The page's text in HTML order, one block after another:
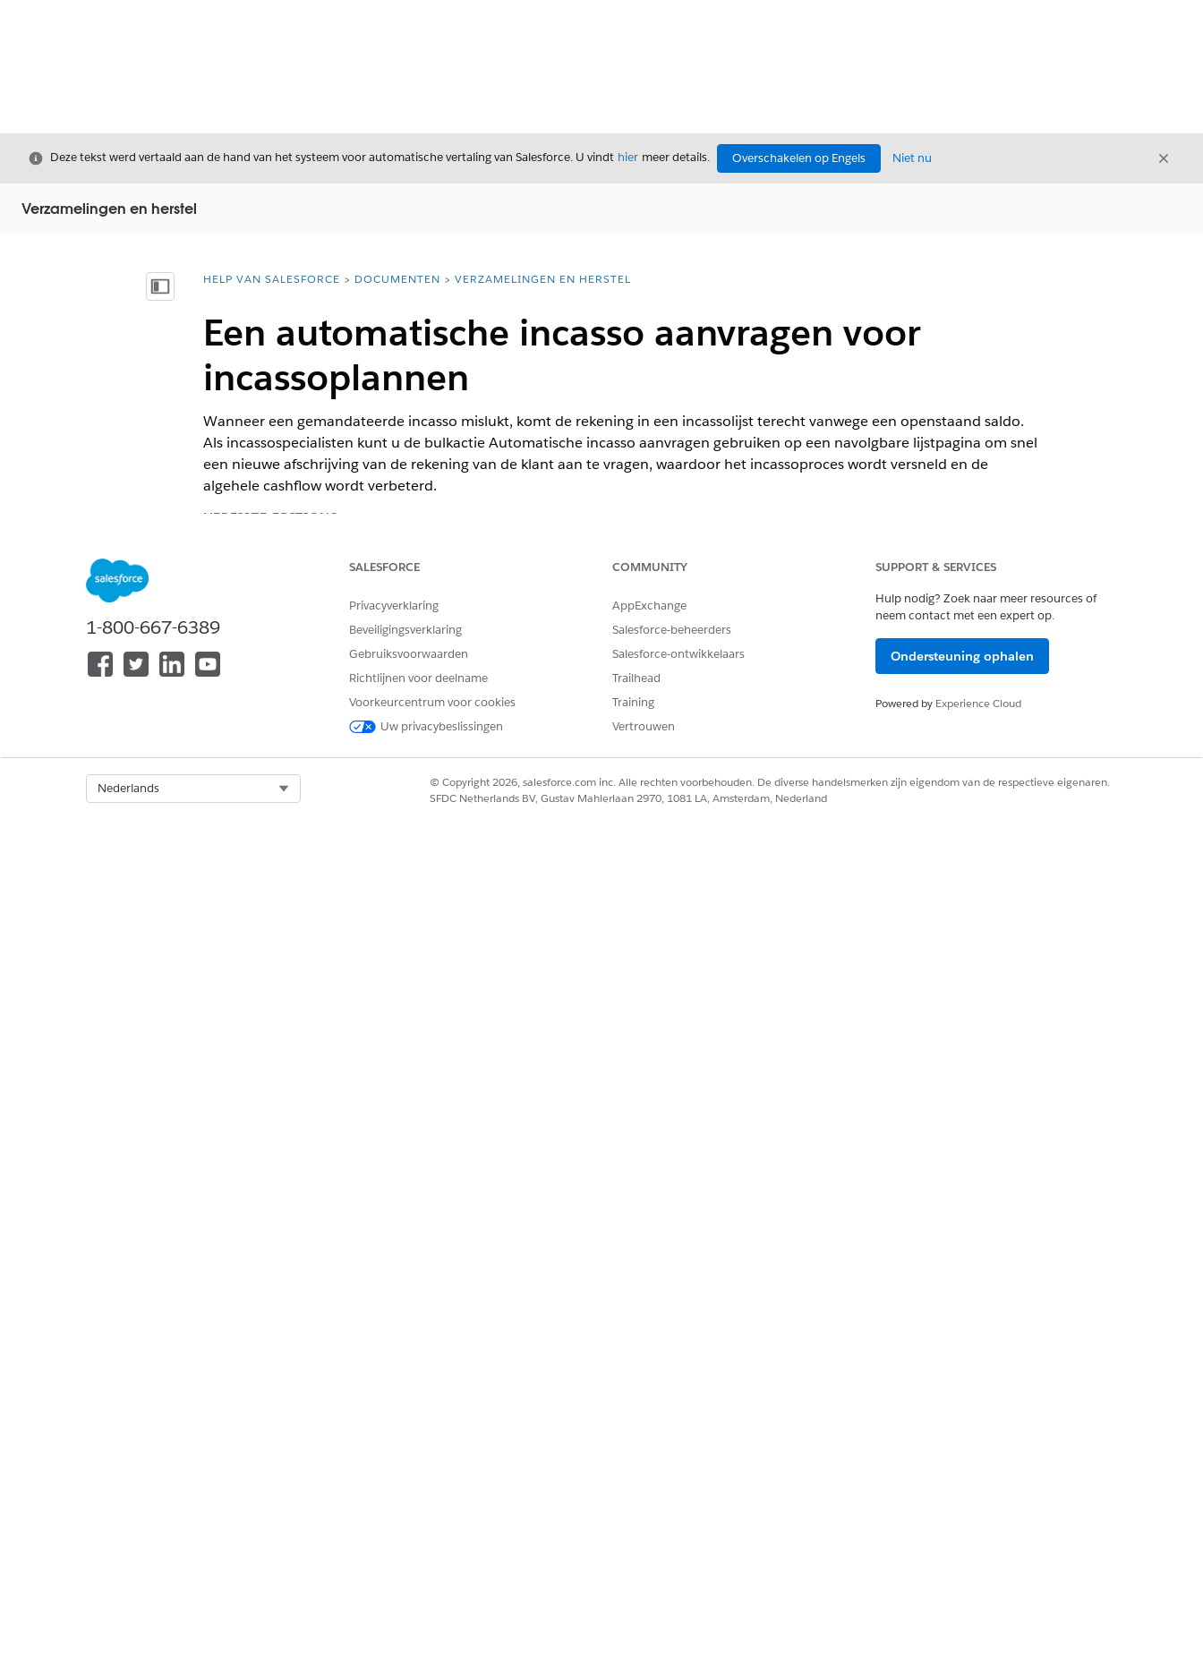
Sluiten
Deze tekst werd vertaald aan de hand van het systeem voor automatische vertaling van Salesforce. U vindt hier meer details. Overschakelen op Engels Niet nu Sluiten
Verzamelingen en herstel
Inhoudsopgave weergeven
U bent hier:
HELP VAN SALESFORCE DOCUMENTEN VERZAMELINGEN EN HERSTEL
Een automatische incasso aanvragen voor
incassoplannen
Wanneer een gemandateerde incasso mislukt, komt de rekening in een incassolijst terecht vanwege een openstaand saldo.
Als incassospecialisten kunt u de bulkactie Automatische incasso aanvragen gebruiken op een navolgbare lijstpagina om snel
een nieuwe afschrijving van de rekening van de klant aan te vragen, waardoor het incassoproces wordt versneld en de
algehele cashflow wordt verbeterd.
VEREISTE EDITIONS
Beschikbaar in: Lightning Experience
VEREISTE GEBRUIKERSMACHTIGINGEN
Automatische incasso aanvragen voor een incassoplan:
Zoek en selecteer vanuit de AppstarterActielijsten
Klik op een lijst van verzamelingsplannen om de lijst van verzamelingsplannen weer te geven.
Als u wilt controleren of het incassoverzoek met succes is ingediend, klikt u op een incassoplan en zorgt u ervoor dat de status ervan
wordt bijgewerkt.
1-800-667-6389
SALESFORCE
Privacyverklaring
Beveiligingsverklaring
Gebruiksvoorwaarden
Richtlijnen voor deelname
Voorkeurcentrum voor cookies
Uw privacybeslissingen
COMMUNITY
AppExchange
Salesforce-beheerders
Salesforce-ontwikkelaars
Trailhead
Training
Vertrouwen
SUPPORT & SERVICES
Hulp nodig? Zoek naar meer resources of
neem contact met een expert op.
Ondersteuning ophalen
Powered by Experience Cloud
Nederlands
© Copyright 2026, salesforce.com inc. Alle rechten voorbehouden. De diverse handelsmerken zijn eigendom van de respectieve eigenaren.
SFDC Netherlands BV, Gustav Mahlerlaan 2970, 1081 LA, Amsterdam, Nederland